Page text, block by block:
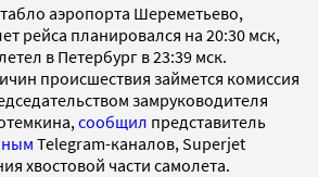
аэропорта Шереметьево,
рейса планировался на 20:30 мск,
в Петербург в 23:39 мск.
происшествия займется комиссия
замруководителя
сообщил представитель
Telegram-каналов, Superjet
хвостовой части самолета.